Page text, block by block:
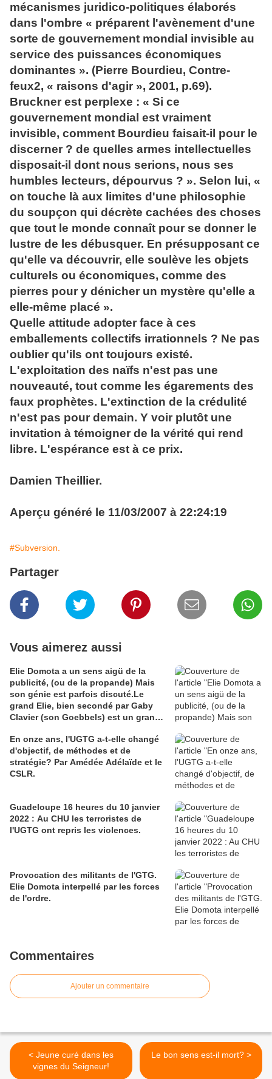
mécanismes juridico-politiques élaborés
dans l'ombre « préparent l'avènement d'une
sorte de gouvernement mondial invisible au
service des puissances économiques
dominantes ». (Pierre Bourdieu, Contre-
feux2, « raisons d'agir », 2001, p.69).
Bruckner est perplexe : « Si ce
gouvernement mondial est vraiment
invisible, comment Bourdieu faisait-il pour le
discerner ? de quelles armes intellectuelles
disposait-il dont nous serions, nous ses
humbles lecteurs, dépourvus ? ». Selon lui, «
on touche là aux limites d'une philosophie
du soupçon qui décrète cachées des choses
que tout le monde connaît pour se donner le
lustre de les débusquer. En présupposant ce
qu'elle va découvrir, elle soulève les objets
culturels ou économiques, comme des
pierres pour y dénicher un mystère qu'elle a
elle-même placé ».
Quelle attitude adopter face à ces
emballements collectifs irrationnels ? Ne pas
oublier qu'ils ont toujours existé.
L'exploitation des naïfs n'est pas une
nouveauté, tout comme les égarements des
faux prophètes. L'extinction de la crédulité
n'est pas pour demain. Y voir plutôt une
invitation à témoigner de la vérité qui rend
libre. L'espérance est à ce prix.
Damien Theillier.
Aperçu généré le 11/03/2007 à 22:24:19
#Subversion.
Partager
Vous aimerez aussi
Elie Domota a un sens aigü de la
publicité, (ou de la propande) Mais
son génie est parfois discuté.Le
grand Elie, bien secondé par Gaby
Clavier (son Goebbels) est un grand
de quoi ? Les Guadeloupéens sont
divisés à ce sujet et Elie en voudra à
leur majorité que son génie ne séduit
pas. C'est comme en amour le fluide
En onze ans, l'UGTG a-t-elle changé
d'objectif, de méthodes et de
stratégie? Par Amédée Adélaïde et le
CSLR.
Guadeloupe 16 heures du 10 janvier
2022 : Au CHU les terroristes de
l'UGTG ont repris les violences.
Provocation des militants de l'GTG.
Elie Domota interpellé par les forces
de l'ordre.
Commentaires
Ajouter un commentaire
< Jeune curé dans les
vignes du Seigneur!
Le bon sens est-il mort? >